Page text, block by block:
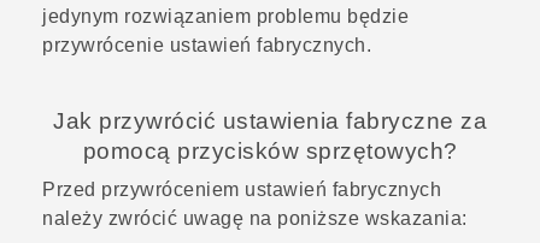
jedynym rozwiązaniem problemu będzie
przywrócenie ustawień fabrycznych.
Jak przywrócić ustawienia fabryczne za
pomocą przycisków sprzętowych?
Przed przywróceniem ustawień fabrycznych
należy zwrócić uwagę na poniższe wskazania: